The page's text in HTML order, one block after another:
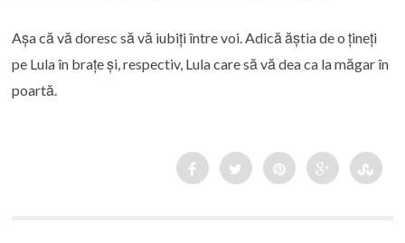
Așa că vă doresc să vă iubiți între voi. Adică ăștia de o țineți
pe Lula în brațe și, respectiv, Lula care să vă dea ca la măgar în
poartă.